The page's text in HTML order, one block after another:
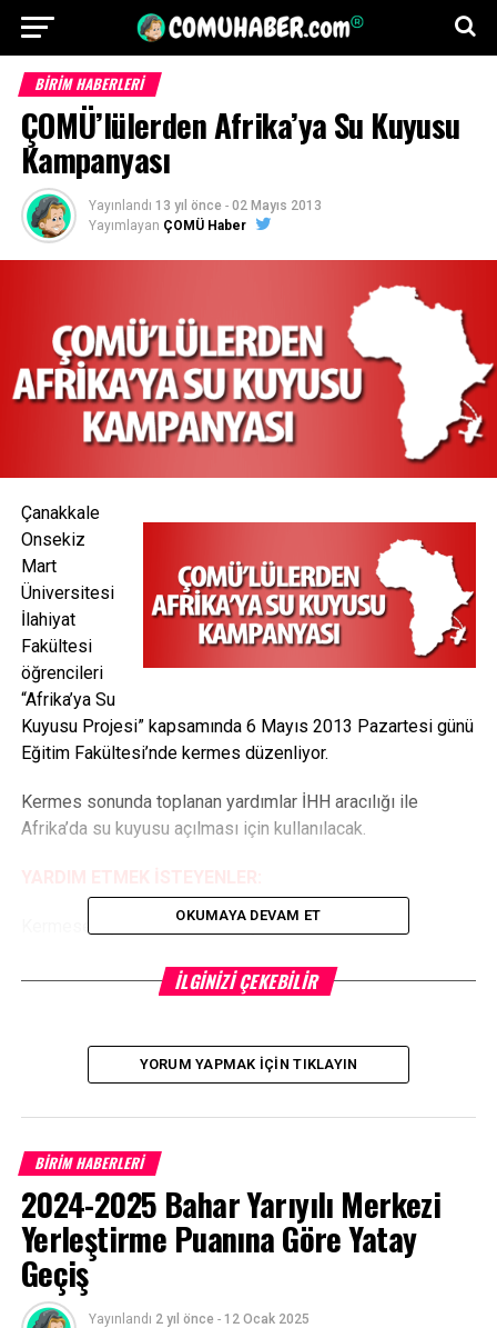
BİRİM HABERLERİ
ÇOMÜ’lülerden Afrika’ya Su Kuyusu
Kampanyası
Yayınlandı 13 yıl önce - 02 Mayıs 2013
Yayımlayan ÇOMÜ Haber
Çanakkale
Onsekiz
Mart
Üniversitesi
İlahiyat
Fakültesi
öğrencileri
“Afrika’ya Su
Kuyusu Projesi” kapsamında 6 Mayıs 2013 Pazartesi günü
Eğitim Fakültesi’nde kermes düzenliyor.
Kermes sonunda toplanan yardımlar İHH aracılığı ile
Afrika’da su kuyusu açılması için kullanılacak.
Kermese yiyecek ve her türlü yardımda bulunmak
geçmeleri gerekiyor.
https://www.facebook.com/events/
OKUMAYA DEVAM ET
İLGINIZI ÇEKEBILIR
YORUM YAPMAK İÇIN TIKLAYIN
BİRİM HABERLERİ
2024-2025 Bahar Yarıyılı Merkezi
Yerleştirme Puanına Göre Yatay
Geçiş
Yayınlandı 2 yıl önce - 12 Ocak 2025